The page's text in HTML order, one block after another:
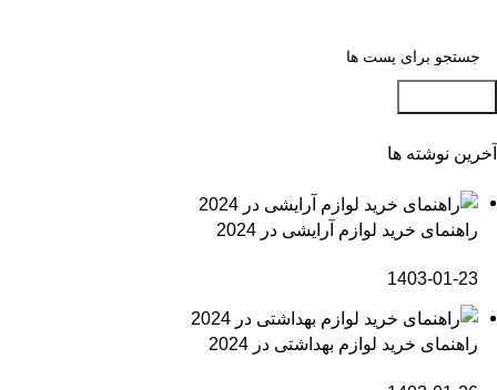
آخرین نوشته ها
راهنمای خرید لوازم آرایشی در 2024
1403-01-23
راهنمای خرید لوازم بهداشتی در 2024